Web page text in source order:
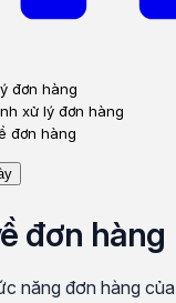
đơn hàng
xử lý đơn hàng
đơn hàng
đơn hàng
năng đơn hàng